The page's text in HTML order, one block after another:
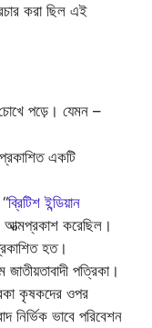
করা ছিল এই
চোখে পড়ে। যেমন –
একটি
ব্রিটিশ ইন্ডিয়ান
করেছিল।
হত।
পত্রিকা।
কৃষকদের ওপর
নির্ভিক ভাবে পরিবেশন